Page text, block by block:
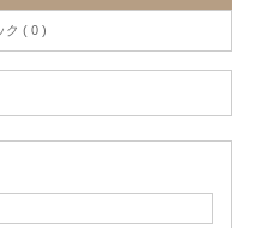
ク ( 0 )